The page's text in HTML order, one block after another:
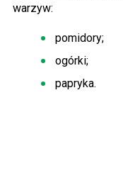
warzyw:
pomidory;
ogórki;
papryka.